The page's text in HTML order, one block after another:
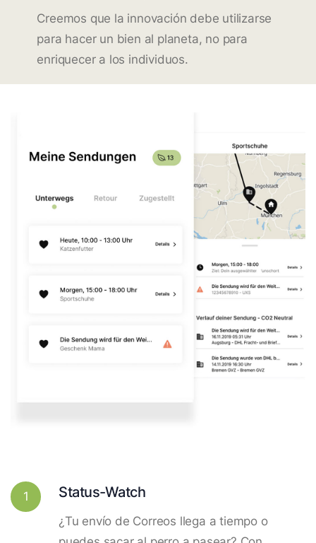
Creemos que la innovación debe utilizarse
para hacer un bien al planeta, no para
enriquecer a los individuos.
1 Status-Watch
¿Tu envío de Correos llega a tiempo o